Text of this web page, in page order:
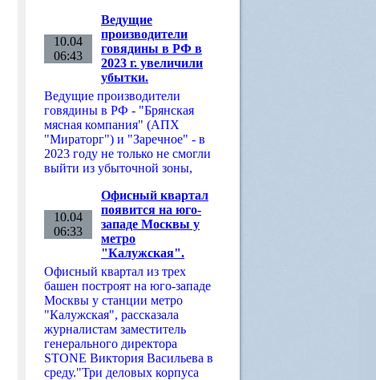
10.04
06:43
Ведущие
производители
говядины в РФ в
2023 г. увеличили
убытки.
Ведущие производители
говядины в РФ - "Брянская
мясная компания" (АПХ
"Мираторг") и "Заречное" - в
2023 году не только не смогли
выйти из убыточной зоны,
10.04
06:33
Офисный квартал
появится на юго-
западе Москвы у
метро
"Калужская".
Офисный квартал из трех
башен построят на юго-западе
Москвы у станции метро
"Калужская", рассказала
журналистам заместитель
генерального директора
STONE Виктория Васильева в
среду."Три деловых корпуса